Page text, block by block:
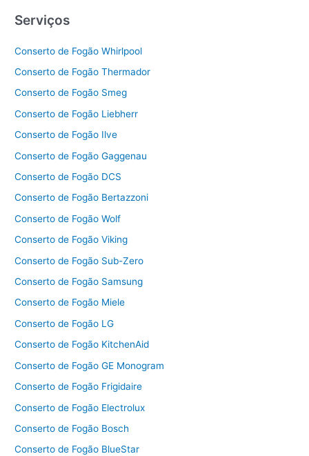
Serviços
Conserto de Fogão Whirlpool
Conserto de Fogão Thermador
Conserto de Fogão Smeg
Conserto de Fogão Liebherr
Conserto de Fogão Ilve
Conserto de Fogão Gaggenau
Conserto de Fogão DCS
Conserto de Fogão Bertazzoni
Conserto de Fogão Wolf
Conserto de Fogão Viking
Conserto de Fogão Sub-Zero
Conserto de Fogão Samsung
Conserto de Fogão Miele
Conserto de Fogão LG
Conserto de Fogão KitchenAid
Conserto de Fogão GE Monogram
Conserto de Fogão Frigidaire
Conserto de Fogão Electrolux
Conserto de Fogão Bosch
Conserto de Fogão BlueStar